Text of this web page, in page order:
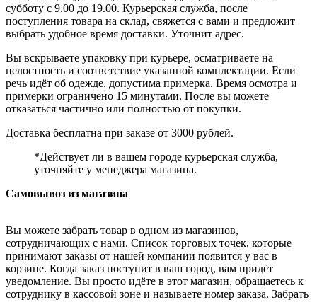
субботу с 9.00 до 19.00. Курьерская служба, после
поступления товара на склад, свяжется с вами и предложит
выбрать удобное время доставки. Уточнит адрес.
Вы вскрываете упаковку при курьере, осматриваете на
целостность и соответствие указанной комплектации. Если
речь идёт об одежде, допустима примерка. Время осмотра и
примерки ограничено 15 минутами. После вы можете
отказаться частично или полностью от покупки.
Доставка бесплатна при заказе от 3000 рублей.
*Действует ли в вашем городе курьерская служба,
уточняйте у менеджера магазина.
Самовывоз из магазина
Вы можете забрать товар в одном из магазинов,
сотрудничающих с нами. Список торговых точек, которые
принимают заказы от нашей компании появится у вас в
корзине. Когда заказ поступит в ваш город, вам придёт
уведомление. Вы просто идёте в этот магазин, обращаетесь к
сотруднику в кассовой зоне и называете номер заказа. Забрать